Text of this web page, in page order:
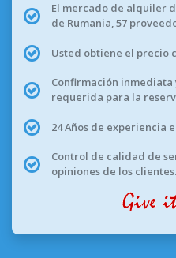
El mercado de alquiler
de Rumania, 57
Usted obtiene el precio
Confirmación
requerida para la
24 Años de experiencia
Control de calidad de
opiniones de los clientes.